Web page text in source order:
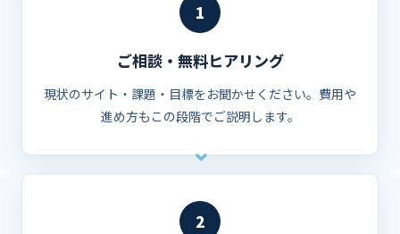
1
ご相談・無料ヒアリング
現状のサイト・課題・目標をお聞かせください。費用や
進め方もこの段階でご説明します。
2